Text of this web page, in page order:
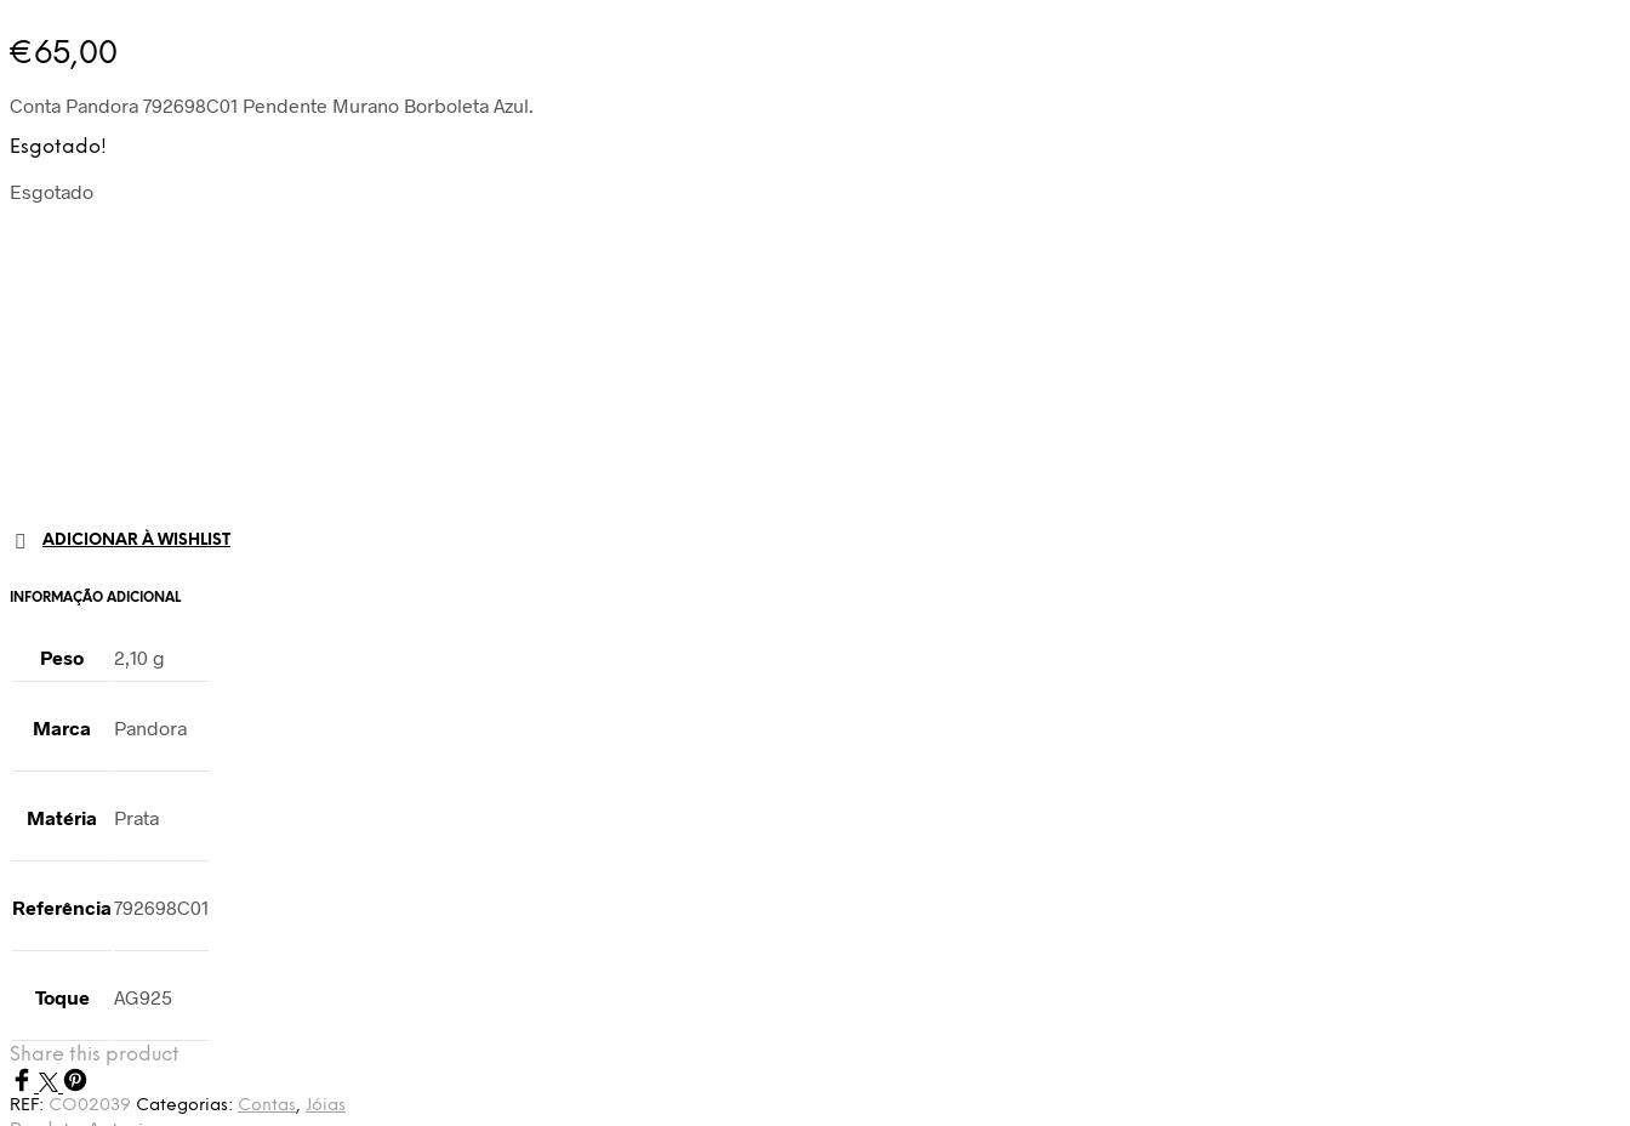
€65,00
Conta Pandora 792698C01 Pendente Murano Borboleta Azul.
Esgotado!
Esgotado
ADICIONAR À WISHLIST
INFORMAÇÃO ADICIONAL
Peso 2,10 g
Marca Pandora
Matéria Prata
Referência792698C01
Toque AG925
Share this product
REF: CO02039 Categorias: Contas, Jóias